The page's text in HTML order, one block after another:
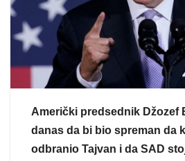
Američki predsednik Džozef
danas da bi bio spreman da
odbranio Tajvan i da SAD